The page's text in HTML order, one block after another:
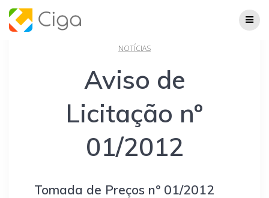
NOTÍCIAS
Aviso de
Licitação nº
01/2012
Tomada de Preços nº 01/2012